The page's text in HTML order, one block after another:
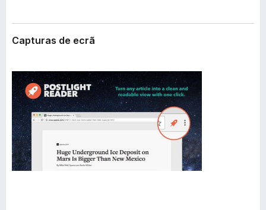
f
ã
Capturas de ecrã